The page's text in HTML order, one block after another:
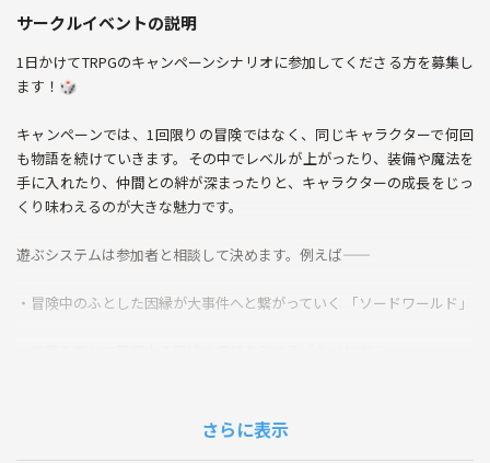
サークルイベントの説明
1日かけてTRPGのキャンペーンシナリオに参加してくださる方を募集し
ます！🎲
キャンペーンでは、1回限りの冒険ではなく、同じキャラクターで何回
も物語を続けていきます。その中でレベルが上がったり、装備や魔法を
手に入れたり、仲間との絆が深まったりと、キャラクターの成長をじっ
くり味わえるのが大きな魅力です。
遊ぶシステムは参加者と相談して決めます。例えば――
・冒険中のふとした因縁が大事件へと繋がっていく 「ソードワールド」
さらに表示